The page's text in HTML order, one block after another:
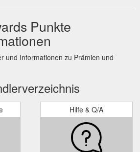
Punkte
und Informationen zu Prämien und
Hilfe & Q/A